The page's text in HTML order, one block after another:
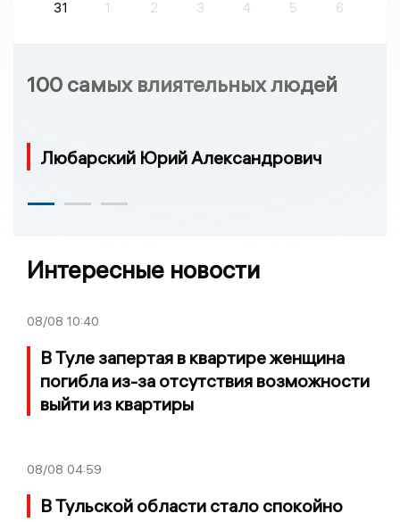
31
1 2 3 4 5 6
100 самых влиятельных людей
Любарский Юрий Александрович
Интересные новости
08/08 10:40
В Туле запертая в квартире женщина
погибла из-за отсутствия возможности
выйти из квартиры
08/08 04:59
В Тульской области стало спокойно